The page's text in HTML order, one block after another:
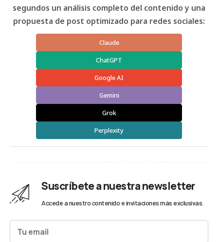
segundos un análisis completo del contenido y una
propuesta de post optimizado para redes sociales:
Claude
ChatGPT
Google AI
Gemini
Grok
Perplexity
Suscríbete a nuestra newsletter
Accede a nuestro contenido e invitaciones más exclusivas.